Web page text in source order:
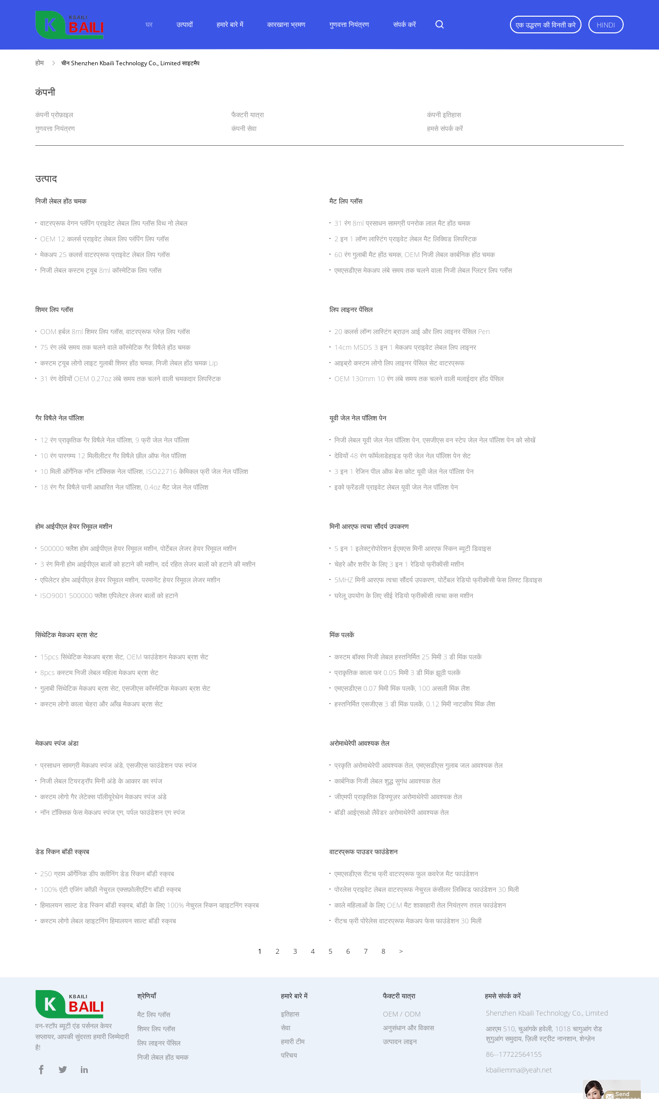
घर उत्पादों हमारे बारे में कारखाना भ्रमण गुणवत्ता नियंत्रण संपर्क करें एक उद्धरण की विनती करे HINDI
होम चीन Shenzhen Kbaili Technology Co., Limited साइटमैप
कंपनी
कंपनी प्रोफ़ाइल फैक्टरी यात्रा
कंपनी इतिहास
गुणवत्ता नियंत्रण
कंपनी सेवा हमसे संपर्क करें
उत्पाद
निजी लेबल होंठ चमक
वाटरप्रूफ वेगन प्लंपिंग प्राइवेट लेबल लिप ग्लॉस विथ नो लेबल
OEM 12 कलर्स प्राइवेट लेबल लिप प्लंपिंग लिप ग्लॉस
मेकअप 25 कलर्स वाटरप्रूफ प्राइवेट लेबल लिप ग्लॉस
निजी लेबल कस्टम ट्यूब 8ml कॉस्मेटिक लिप ग्लॉस
मैट लिप ग्लॉस
31 रंग 8ml प्रसाधन सामग्री पनरोक लाल मैट होंठ चमक
2 इन 1 लॉन्ग लास्टिंग प्राइवेट लेबल मैट लिक्विड लिपस्टिक
60 रंग गुलाबी मैट होंठ चमक, OEM निजी लेबल कार्बनिक होंठ चमक
एमएसडीएस मेकअप लंबे समय तक चलने वाला निजी लेबल ग्लिटर लिप ग्लॉस
शिमर लिप ग्लॉस
ODM हर्बल 8ml शिमर लिप ग्लॉस, वाटरप्रूफ ग्लेज़ लिप ग्लॉस
75 रंग लंबे समय तक चलने वाले कॉस्मेटिक गैर विषैले होंठ चमक
कस्टम ट्यूब लोगो लाइट गुलाबी शिमर होंठ चमक, निजी लेबल होंठ चमक Lip
31 रंग देवियों OEM 0.27oz लंबे समय तक चलने वाली चमकदार लिपस्टिक
लिप लाइनर पेंसिल
20 कलर्स लॉन्ग लास्टिंग ब्राउन आई और लिप लाइनर पेंसिल Pen
14cm MSDS 3 इन 1 मेकअप प्राइवेट लेबल लिप लाइनर
आइब्रो कस्टम लोगो लिप लाइनर पेंसिल सेट वाटरप्रूफ
OEM 130mm 10 रंग लंबे समय तक चलने वाली मलाईदार होंठ पेंसिल
गैर विषैले नेल पॉलिश
12 रंग प्राकृतिक गैर विषैले नेल पॉलिश, 9 फ्री जेल नेल पॉलिश
10 रंग पारगम्य 12 मिलीलीटर गैर विषैले छील ऑफ नेल पॉलिश
10 मिली ऑर्गेनिक नॉन टॉक्सिक नेल पॉलिश, ISO22716 केमिकल फ्री जेल नेल पॉलिश
18 रंग गैर विषैले पानी आधारित नेल पॉलिश, 0.4oz मैट जेल नेल पॉलिश
यूवी जेल नेल पॉलिश पेन
निजी लेबल यूवी जेल नेल पॉलिश पेन, एसजीएस वन स्टेप जेल नेल पॉलिश पेन को सोखें
देवियों 48 रंग फॉर्मलाडेहाइड फ्री जेल नेल पॉलिश पेन सेट
3 इन 1 रेजिन पील ऑफ बेस कोट यूवी जेल नेल पॉलिश पेन
इको फ्रेंडली प्राइवेट लेबल यूवी जेल नेल पॉलिश पेन
होम आईपीएल हेयर रिमूवल मशीन
500000 फ्लैश होम आईपीएल हेयर रिमूवल मशीन, पोर्टेबल लेजर हेयर रिमूवल मशीन
3 रंग मिनी होम आईपीएल बालों को हटाने की मशीन, दर्द रहित लेजर बालों को हटाने की मशीन
एपिलेटर होम आईपीएल हेयर रिमूवल मशीन, परमानेंट हेयर रिमूवल लेजर मशीन
ISO9001 500000 फ्लैश एपिलेटर लेजर बालों को हटाने
मिनी आरएफ त्वचा सौंदर्य उपकरण
5 इन 1 इलेक्ट्रोपोरेशन ईएमएस मिनी आरएफ स्किन ब्यूटी डिवाइस
चेहरे और शरीर के लिए 3 इन 1 रेडियो फ्रीक्वेंसी मशीन
5MHZ मिनी आरएफ त्वचा सौंदर्य उपकरण, पोर्टेबल रेडियो फ्रीक्वेंसी फेस लिफ्ट डिवाइस
घरेलू उपयोग के लिए सीई रेडियो फ्रीक्वेंसी त्वचा कस मशीन
सिंथेटिक मेकअप ब्रश सेट
15pcs सिंथेटिक मेकअप ब्रश सेट, OEM फाउंडेशन मेकअप ब्रश सेट
8pcs कस्टम निजी लेबल महिला मेकअप ब्रश सेट
गुलाबी सिंथेटिक मेकअप ब्रश सेट, एसजीएस कॉस्मेटिक मेकअप ब्रश सेट
कस्टम लोगो काला चेहरा और आँख मेकअप ब्रश सेट
मिंक पलकें
कस्टम बॉक्स निजी लेबल हस्तनिर्मित 25 मिमी 3 डी मिंक पलकें
प्राकृतिक काला फर 0.05 मिमी 3 डी मिंक झूठी पलकें
एमएसडीएस 0.07 मिमी मिंक पलकें, 100 असली मिंक लैश
हस्तनिर्मित एसजीएस 3 डी मिंक पलकें, 0.12 मिमी नाटकीय मिंक लैश
मेकअप स्पंज अंडा
प्रसाधन सामग्री मेकअप स्पंज अंडे, एसजीएस फाउंडेशन पफ स्पंज
निजी लेबल टियरड्रॉप मिनी अंडे के आकार का स्पंज
कस्टम लोगो गैर लेटेक्स पॉलीयूरेथेन मेकअप स्पंज अंडे
नॉन टॉक्सिक फेस मेकअप स्पंज एग, पर्पल फाउंडेशन एग स्पंज
अरोमाथेरेपी आवश्यक तेल
प्रकृति अरोमाथेरेपी आवश्यक तेल, एमएसडीएस गुलाब जल आवश्यक तेल
कार्बनिक निजी लेबल शुद्ध सुगंध आवश्यक तेल
जीएमपी प्राकृतिक डिफ्यूज़र अरोमाथेरेपी आवश्यक तेल
बॉडी आईएसओ लैवेंडर अरोमाथेरेपी आवश्यक तेल
डेड स्किन बॉडी स्क्रब
250 ग्राम ऑर्गेनिक डीप क्लीनिंग डेड स्किन बॉडी स्क्रब
100% एंटी एजिंग कॉफ़ी नेचुरल एक्सफ़ोलीएटिंग बॉडी स्क्रब
हिमालयन साल्ट डेड स्किन बॉडी स्क्रब, बॉडी के लिए 100% नेचुरल स्किन व्हाइटनिंग स्क्रब
कस्टम लोगो लेबल व्हाइटनिंग हिमालयन साल्ट बॉडी स्क्रब
वाटरप्रूफ पाउडर फाउंडेशन
एमएसडीएस रीटच फ्री वाटरप्रूफ फुल कवरेज मैट फाउंडेशन
पोरलेस प्राइवेट लेबल वाटरप्रूफ नेचुरल कंसीलर लिक्विड फाउंडेशन 30 मिली
काले महिलाओं के लिए OEM मैट शाकाहारी तेल नियंत्रण तरल फाउंडेशन
रीटच फ्री पोरेलेस वाटरप्रूफ मेकअप फेस फाउंडेशन 30 मिली
1 2 3 4 5 6 7 8 >
वन-स्टॉप ब्यूटी एंड पर्सनल केयर
सप्लायर, आपकी सुंदरता हमारी जिम्मेदारी
है!
श्रेणियाँ
निजी लेबल होंठ चमक
मैट लिप ग्लॉस
शिमर लिप ग्लॉस
लिप लाइनर पेंसिल
हमारे बारे में
परिचय
इतिहास
सेवा
हमारी टीम
फैक्टरी यात्रा
उत्पादन लाइन
OEM / ODM
अनुसंधान और विकास
हमसे संपर्क करें
Shenzhen Kbaili Technology Co., Limited
आरएम 510, चुआंगके हवेली, 1018 चागुआंग रोड
शुगुआंग समुदाय, ज़िली स्ट्रीट नानशान, शेन्ज़ेन
86--17722564155
kbailiemma@yeah.net